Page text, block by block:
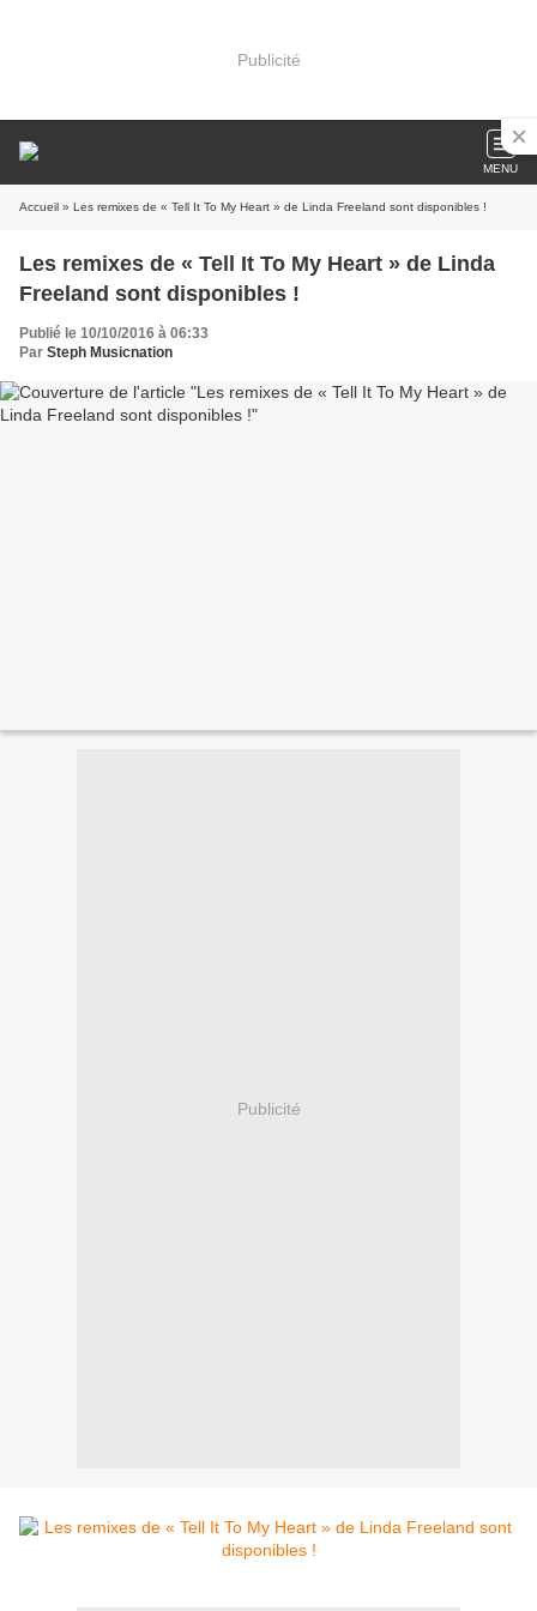
Publicité
MENU
Accueil » Les remixes de « Tell It To My Heart » de Linda Freeland sont disponibles !
Les remixes de « Tell It To My Heart » de Linda
Freeland sont disponibles !
Publié le 10/10/2016 à 06:33
Par Steph Musicnation
Publicité